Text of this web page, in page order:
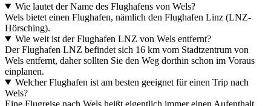
Wie lautet der Name des Flughafens von Wels?
Wels bietet einen Flughafen, nämlich den Flughafen Linz (LNZ-
Hörsching).
Wie weit ist der Flughafen LNZ von Wels entfernt?
Der Flughafen LNZ befindet sich 16 km vom Stadtzentrum von
Wels entfernt, daher sollten Sie den Weg dorthin schon im Voraus
einplanen.
Welcher Flughafen ist am besten geeignet für einen Trip nach
Wels?
Eine Flugreise nach Wels heißt eigentlich immer einen Aufenthalt